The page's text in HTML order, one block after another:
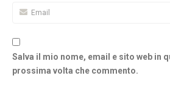
Salva il mio nome, email e sito web in
prossima volta che commento.